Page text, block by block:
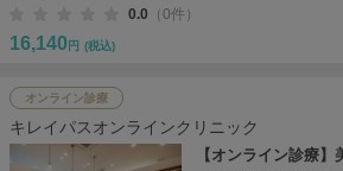
0.0 （0件）
16,140 円 (税込)
オンライン診療
キレイパスオンラインクリニック
【オンライン診療】